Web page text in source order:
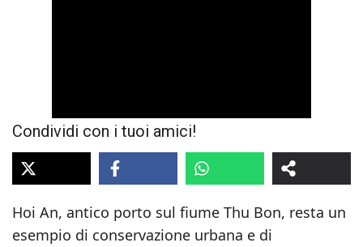
Condividi con i tuoi amici!
Hoi An, antico porto sul fiume Thu Bon, resta un
esempio di conservazione urbana e di